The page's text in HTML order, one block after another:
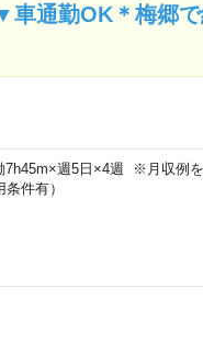
通勤OK＊梅郷
週5日×4週 ※月収例を
件有）